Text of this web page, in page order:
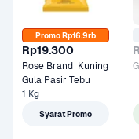
Promo Rp16.9rb
Rp19.300
Rose Brand  Kuning
Gula Pasir Tebu
1 Kg
Syarat Promo